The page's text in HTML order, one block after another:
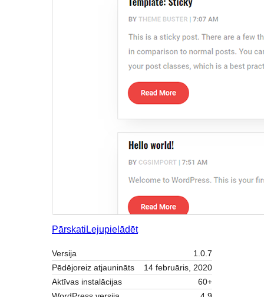
Pārskati Lejupielādēt
Versija
1.0.7
Pēdējoreiz atjaunināts
14 februāris, 2020
Aktīvas instalācijas
60+